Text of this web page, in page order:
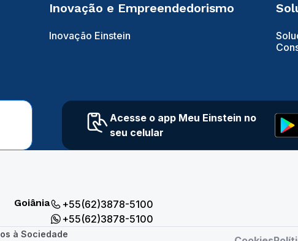
Inovação e Empreendedorismo
Inovação Einstein
Acesse o app Meu Einstein no
seu celular
Goiânia
+55(62)3878-5100
+55(62)3878-5100
à Sociedade